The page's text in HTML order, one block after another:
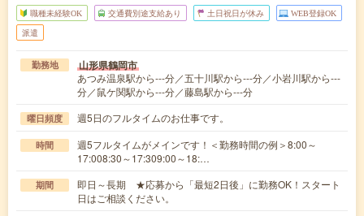
職種未経験OK 交通費別途支給あり 土日祝日が休み WEB登録OK
派遣
勤務地 山形県鶴岡市
あつみ温泉駅から---分／五十川駅から---分／小岩川駅から---
分／鼠ケ関駅から---分／藤島駅から---分
曜日頻度 週5日のフルタイムのお仕事です。
時間
週5フルタイムがメインです！＜勤務時間の例＞8:00～
17:008:30～17:309:00～18:…
期間
即日～長期 ★応募から「最短2日後」に勤務OK！スタート
日はご相談ください。